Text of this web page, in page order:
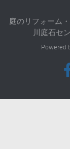
庭のリフォーム
川庭石セ
Powered